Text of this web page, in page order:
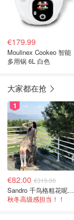
€179.99
Moulinex Cookeo 智能
多用锅 6L 白色
大家都在抢
1
€82.00 €315.00
Sandro 千鸟格粗花呢连衣裙
秋冬高级感担当！！